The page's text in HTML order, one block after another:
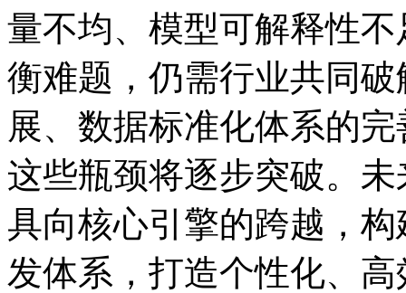
量不均、模型可解释性
衡难题，仍需行业共同
展、数据标准化体系的
这些瓶颈将逐步突破。
具向核心引擎的跨越，
发体系，打造个性化、